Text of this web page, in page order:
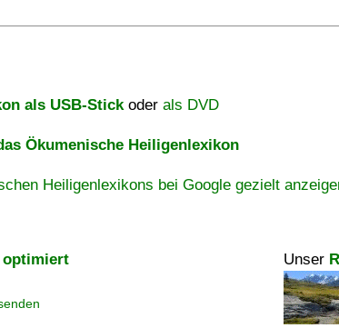
als USB-Stickoder als DVD
Ökumenische Heiligenlexikon
Heiligenlexikons bei Google gezielt
optimiert Unser